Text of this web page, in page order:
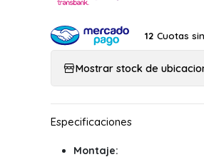
12 Cuotas
Mostrar stock de
Montaje: